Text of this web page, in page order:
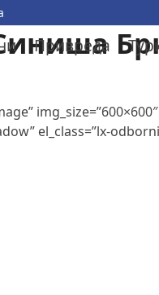
Привреда
img_size=”600×600″
el_class=”lx-